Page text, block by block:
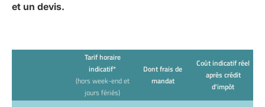
et un devis.
Tarif horaire
indicatif*
(hors week-end et
jours fériés)
Dont frais de
mandat
Coût indicatif réel
après crédit
d'impôt